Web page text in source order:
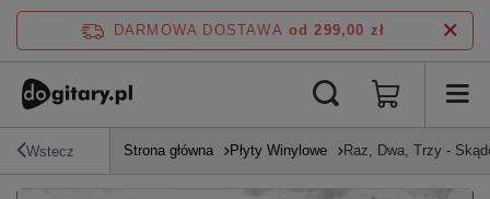
DARMOWA DOSTAWA od 299,00 zł
Wstecz Strona główna Płyty Winylowe Raz, Dwa, Trzy -